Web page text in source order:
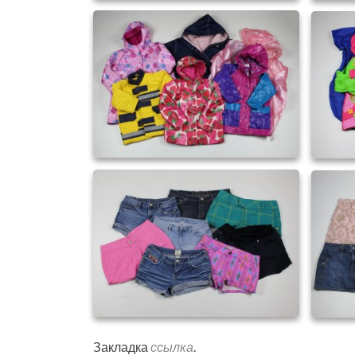
Закладка ссылка.